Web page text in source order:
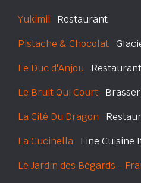
Yukimii Restaurant
Pistache & Chocolat
Le Duc d'Anjou Restaurant
Le Bruit Qui Court
La Cité Du Dragon
La Cucinella Fine Cuisine
Le Jardin des Bégards -